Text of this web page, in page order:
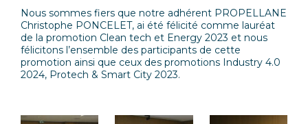
Nous sommes fiers que notre adhérent PROPELLANE
Christophe PONCELET, ai été félicité comme lauréat
de la promotion Clean tech et Energy 2023 et nous
félicitons l’ensemble des participants de cette
promotion ainsi que ceux des promotions Industry 4.0
2024, Protech & Smart City 2023.